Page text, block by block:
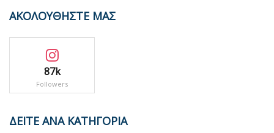
ΑΚΟΛΟΥΘΗΣΤΕ ΜΑΣ
87k
Followers
ΔΕΙΤΕ ΑΝΑ ΚΑΤΗΓΟΡΙΑ